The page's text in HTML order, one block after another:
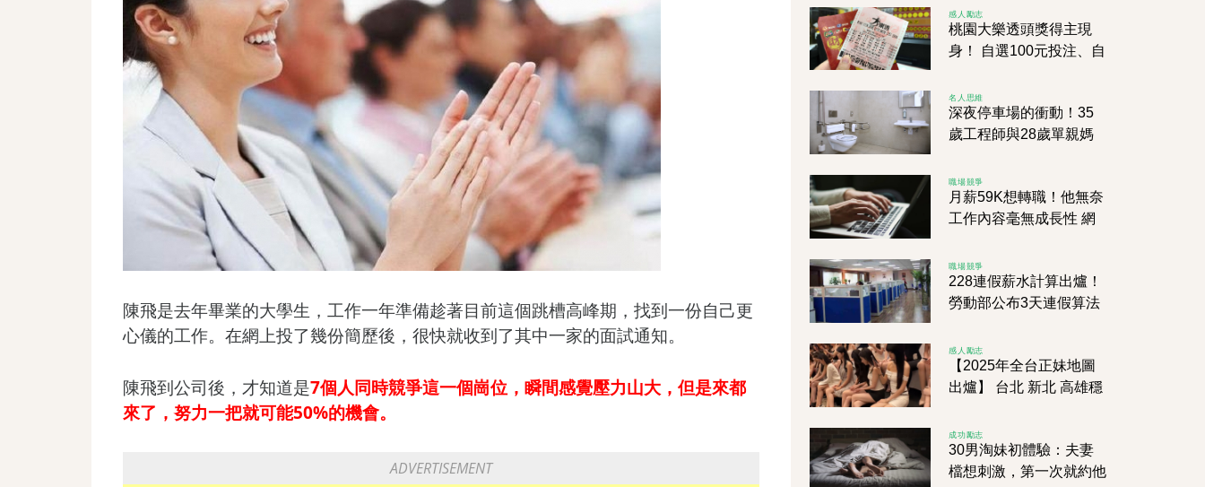
陳飛是去年畢業的大學生，工作一年準備趁著目前這個跳槽高峰期，找到一份自己更
心儀的工作。在網上投了幾份簡歷後，很快就收到了其中一家的面試通知。
陳飛到公司後，才知道是7個人同時競爭這一個崗位，瞬間感覺壓力山大，但是來都
來了，努力一把就可能50%的機會。
務消失」！
感人勵志
桃園大樂透頭獎得主現
身！ 自選100元投注、自
名人思維
深夜停車場的衝動！35
歲工程師與28歲單親媽
的刺激邂逅！
職場競爭
月薪59K想轉職！他無奈
工作內容毫無成長性 網
職場競爭
228連假薪水計算出爐！
勞動部公布3天連假算法
感人勵志
【2025年全台正妹地圖
出爐】 台北 新北 高雄穩
料！
成功勵志
30男淘妹初體驗：夫妻
檔想刺激，第一次就約他